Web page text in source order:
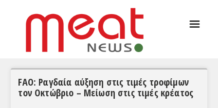
ΣΥΝΕΝΤΕΥΞΕΙΣ
☰
FAO: Ραγδαία αύξηση στις τιμές τροφίμων
τον Οκτώβριο – Μείωση στις τιμές κρέατος